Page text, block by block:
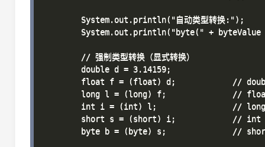
        System.out.println("自动类型转换:");
System.out.println("byte(" +
        // 强制类型转换（显式转换）
        double d = 3.14159;
float f = (float) d;            //
long l = (long) f;              //
int i = (int) l;                //
short s = (short) i;            // int
byte b = (byte) s;              //